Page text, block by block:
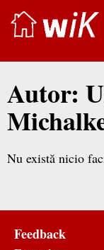
Autor:
Nu există nicio
Feedback